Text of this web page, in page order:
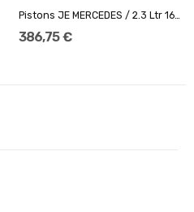
Pistons JE MERCEDES / 2.3 Ltr 16V(M102E23) Ø96
386,75 €